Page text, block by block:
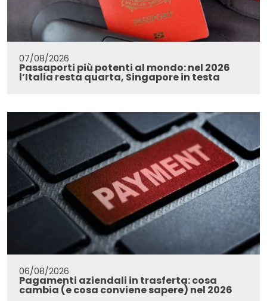
07/08/2026
Passaporti più potenti al mondo: nel 2026
l’Italia resta quarta, Singapore in testa
06/08/2026
Pagamenti aziendali in trasferta: cosa
cambia (e cosa conviene sapere) nel 2026